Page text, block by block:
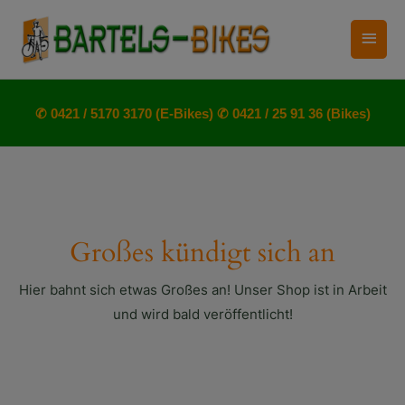
Inhalt
springen
✆ 0421 / 5170 3170 (E-Bikes) ✆ 0421 / 25 91 36 (Bikes)
Großes kündigt sich an
Hier bahnt sich etwas Großes an! Unser Shop ist in Arbeit
und wird bald veröffentlicht!